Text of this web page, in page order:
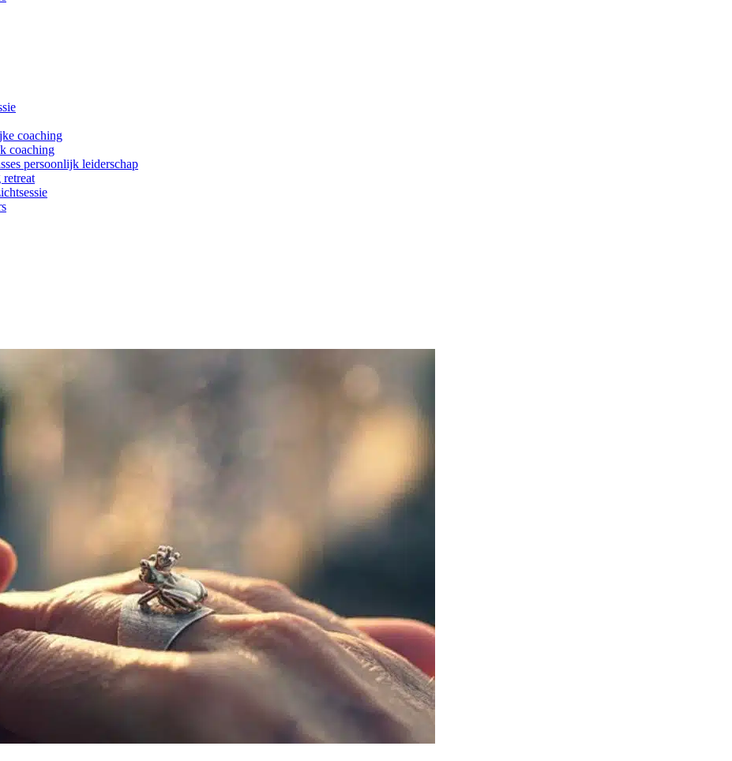
coaching
coaching
persoonlijk leiderschap